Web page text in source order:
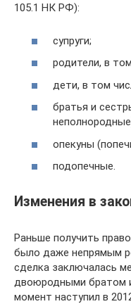
105.1 НК РФ):
супруги;
родители, в
дети, в том
братья и
опекуны
подопечные.
Изменения в
Раньше получить
было даже непрямым
сделка заключалась
двоюродными братом
момент наступил в